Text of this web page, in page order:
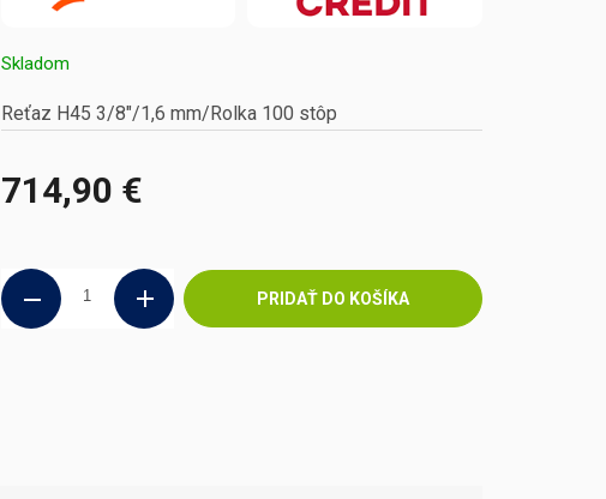
714,90 €
Skladom
PRIDAŤ DO KOŠÍKA
Reťaz H45 3/8"/1,6 mm/Rolka 100 stôp